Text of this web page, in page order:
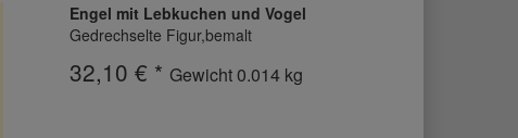
Engel mit Lebkuchen und Vogel
Gedrechselte Figur,bemalt
32,10 € * Gewicht0.014 kg